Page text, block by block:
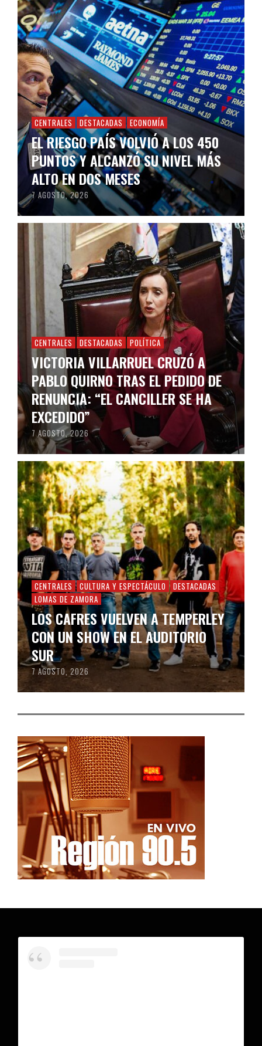
CENTRALES DESTACADAS ECONOMÍA
EL RIESGO PAÍS VOLVIÓ A LOS 450
PUNTOS Y ALCANZÓ SU NIVEL MÁS
ALTO EN DOS MESES
7 AGOSTO, 2026
CENTRALES DESTACADAS POLÍTICA
VICTORIA VILLARRUEL CRUZÓ A
PABLO QUIRNO TRAS EL PEDIDO DE
RENUNCIA: “EL CANCILLER SE HA
EXCEDIDO”
7 AGOSTO, 2026
CENTRALES CULTURA Y ESPECTÁCULO
DESTACADAS
LOMAS DE ZAMORA
LOS CAFRES VUELVEN A TEMPERLEY
CON UN SHOW EN EL AUDITORIO
SUR
7 AGOSTO, 2026